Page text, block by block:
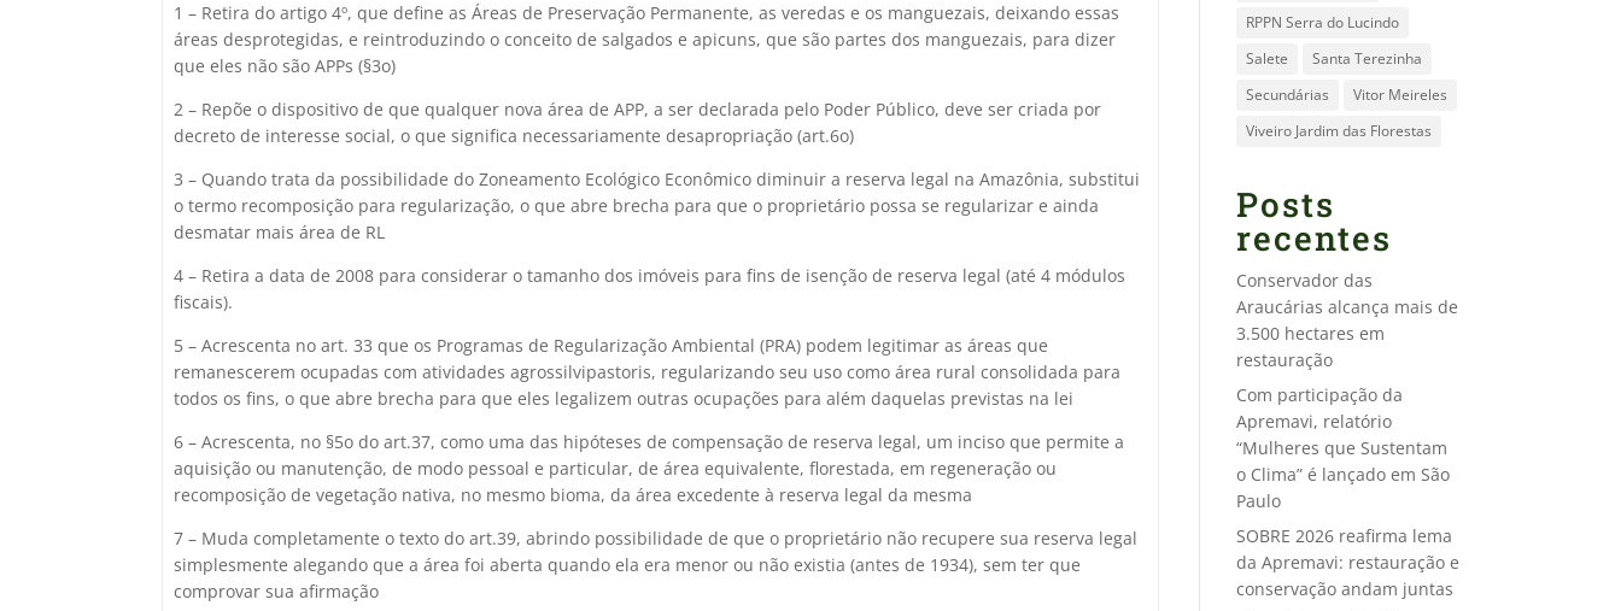
1 – Retira do artigo 4º, que define as Áreas de Preservação Permanente, as veredas e os manguezais, deixando essas
áreas desprotegidas, e reintroduzindo o conceito de salgados e apicuns, que são partes dos manguezais, para dizer
que eles não são APPs (§3o)
2 – Repõe o dispositivo de que qualquer nova área de APP, a ser declarada pelo Poder Público, deve ser criada por
decreto de interesse social, o que significa necessariamente desapropriação (art.6o)
3 – Quando trata da possibilidade do Zoneamento Ecológico Econômico diminuir a reserva legal na Amazônia, substitui
o termo recomposição para regularização, o que abre brecha para que o proprietário possa se regularizar e ainda
desmatar mais área de RL
4 – Retira a data de 2008 para considerar o tamanho dos imóveis para fins de isenção de reserva legal (até 4 módulos
fiscais).
5 – Acrescenta no art. 33 que os Programas de Regularização Ambiental (PRA) podem legitimar as áreas que
remanescerem ocupadas com atividades agrossilvipastoris, regularizando seu uso como área rural consolidada para
todos os fins, o que abre brecha para que eles legalizem outras ocupações para além daquelas previstas na lei
6 – Acrescenta, no §5o do art.37, como uma das hipóteses de compensação de reserva legal, um inciso que permite a
aquisição ou manutenção, de modo pessoal e particular, de área equivalente, florestada, em regeneração ou
recomposição de vegetação nativa, no mesmo bioma, da área excedente à reserva legal da mesma
7 – Muda completamente o texto do art.39, abrindo possibilidade de que o proprietário não recupere sua reserva legal
simplesmente alegando que a área foi aberta quando ela era menor ou não existia (antes de 1934), sem ter que
comprovar sua afirmação
RPPN Serra do Lucindo
Salete
Santa Terezinha
Secundárias
Vitor Meireles
Viveiro Jardim das Florestas
Posts
recentes
Conservador das
Araucárias alcança mais de
3.500 hectares em
restauração
Com participação da
Apremavi, relatório
“Mulheres que Sustentam
o Clima” é lançado em São
Paulo
SOBRE 2026 reafirma lema
da Apremavi: restauração e
conservação andam juntas